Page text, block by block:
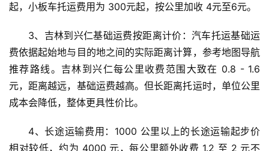
起，小板车托运费用为 300元起，按公里加收 4元至6元。
3、吉林到兴仁基础运费按距离计价：汽车托运基础运
费依据起始地与目的地之间的实际距离计算，参考地图导航
推荐路线。吉林到兴仁每公里收费范围大致在 0.8 - 1.6
元，距离越远，基础运费越高。但长距离托运时，单位公里
成本会降低，整体更具性价比。
4、长途运输费用：1000 公里以上的长途运输起步价
相对较低，约为 4000 元，每公里额外收费 1.2 至 2 元不